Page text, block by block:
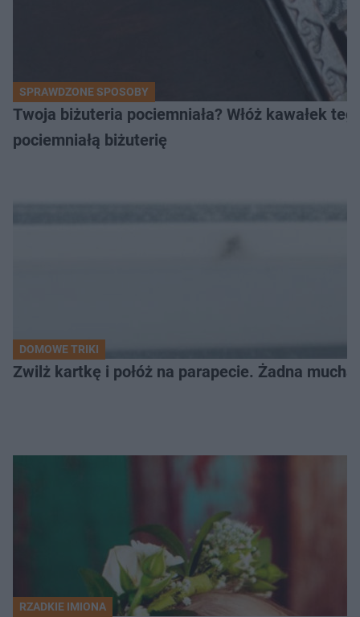
SPRAWDZONE SPOSOBY
Twoja biżuteria pociemniała? Włóż kawałek
pociemniałą biżuterię
DOMOWE TRIKI
Zwilż kartkę i połóż na parapecie. Żadna
RZADKIE IMIONA